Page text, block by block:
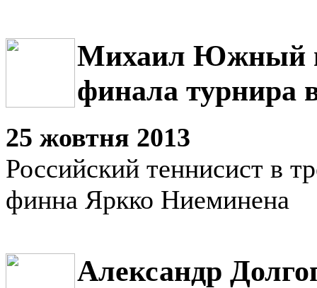
Михаил Южный
финала турнира
25 жовтня 2013
Российский теннисист в
финна Яркко Ниеминена
Александр